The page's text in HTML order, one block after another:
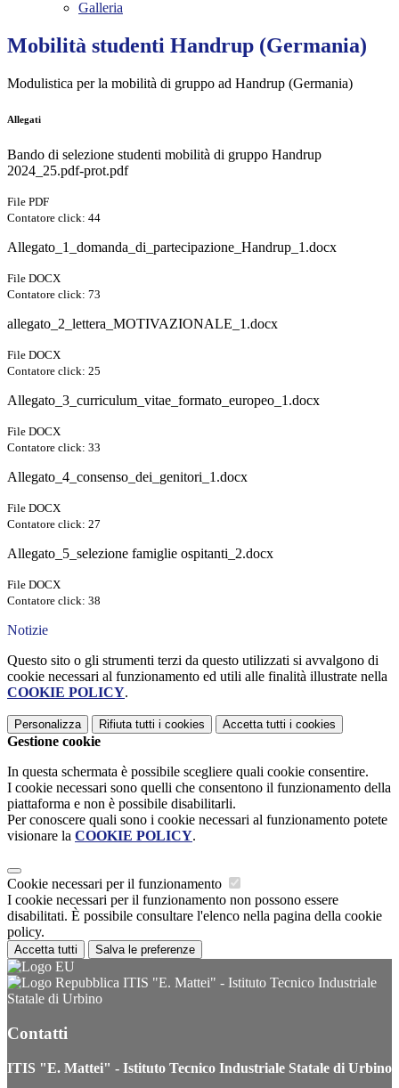
Galleria
Mobilità studenti Handrup (Germania)
Modulistica per la mobilità di gruppo ad Handrup (Germania)
Allegati
Bando di selezione studenti mobilità di gruppo Handrup
2024_25.pdf-prot.pdf
File PDF
Contatore click: 44
Allegato_1_domanda_di_partecipazione_Handrup_1.docx
File DOCX
Contatore click: 73
allegato_2_lettera_MOTIVAZIONALE_1.docx
File DOCX
Contatore click: 25
Allegato_3_curriculum_vitae_formato_europeo_1.docx
File DOCX
Contatore click: 33
Allegato_4_consenso_dei_genitori_1.docx
File DOCX
Contatore click: 27
Allegato_5_selezione famiglie ospitanti_2.docx
File DOCX
Contatore click: 38
Notizie
Questo sito o gli strumenti terzi da questo utilizzati si avvalgono di
cookie necessari al funzionamento ed utili alle finalità illustrate nella
COOKIE POLICY.
Personalizza Rifiuta tutti i cookies Accetta tutti i cookies
Gestione cookie
In questa schermata è possibile scegliere quali cookie consentire.
I cookie necessari sono quelli che consentono il funzionamento della
piattaforma e non è possibile disabilitarli.
Per conoscere quali sono i cookie necessari al funzionamento potete
visionare la COOKIE POLICY.
Cookie necessari per il funzionamento
I cookie necessari per il funzionamento non possono essere
disabilitati. È possibile consultare l'elenco nella pagina della cookie
policy.
Accetta tutti Salva le preferenze
ITIS "E. Mattei" - Istituto Tecnico Industriale
Statale di Urbino
Contatti
ITIS "E. Mattei" - Istituto Tecnico Industriale Statale di Urbino